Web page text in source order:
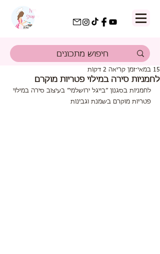
לחמניות סירה במילוי פטריות מוקרם
15 במאי זמן קריאה 2 דקות
לחמניות בסגנון ״בייגל ירושלמי״ בעיצוב סירה במילוי
פטריות מוקרם בשמנת וגבינות